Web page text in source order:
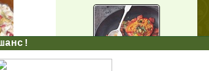
Вкусно!